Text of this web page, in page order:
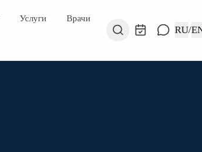
Услуги Врачи
RU/